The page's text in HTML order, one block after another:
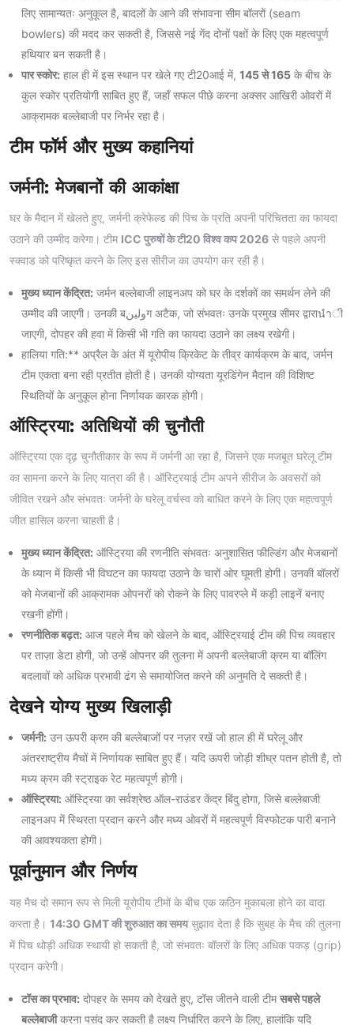
लिए सामान्यतः अनुकूल है, बादलों के आने की संभावना सीम बॉलरों (seam
bowlers) की मदद कर सकती है, जिससे नई गेंद दोनों पक्षों के लिए एक महत्वपूर्ण
हथियार बन सकती है।
पार स्कोर: हाल ही में इस स्थान पर खेले गए टी20आई में, 145 से 165 के बीच के
कुल स्कोर प्रतियोगी साबित हुए हैं, जहाँ सफल पीछे करना अक्सर आखिरी ओवरों में
आक्रामक बल्लेबाजी पर निर्भर रहा है।
टीम फॉर्म और मुख्य कहानियां
जर्मनी: मेजबानों की आकांक्षा
घर के मैदान में खेलते हुए, जर्मनी क्रेफेल्ड की पिच के प्रति अपनी परिचितता का फायदा
उठाने की उम्मीद करेगा। टीम ICC पुरुषों के टी20 विश्व कप 2026 से पहले अपनी
स्क्वाड को परिष्कृत करने के लिए इस सीरीज का उपयोग कर रही है।
मुख्य ध्यान केंद्रित: जर्मन बल्लेबाजी लाइनअप को घर के दर्शकों का समर्थन लेने की
उम्मीद की जाएगी। उनकी बولينग अटैक, जो संभवतः उनके प्रमुख सीमर द्वाराนำी
जाएगी, दोपहर की हवा में किसी भी गति का फायदा उठाने का लक्ष्य रखेगी।
हालिया गति:** अप्रैल के अंत में यूरोपीय क्रिकेट के तीव्र कार्यक्रम के बाद, जर्मन
टीम एकता बना रही प्रतीत होती है। उनकी योग्यता यूरडिंगेन मैदान की विशिष्ट
स्थितियों के अनुकूल होना निर्णायक कारक होगी।
ऑस्ट्रिया: अतिथियों की चुनौती
ऑस्ट्रिया एक दृढ़ चुनौतीकार के रूप में जर्मनी आ रहा है, जिसने एक मजबूत घरेलू टीम
का सामना करने के लिए यात्रा की है। ऑस्ट्रियाई टीम अपने सीरीज के अवसरों को
जीवित रखने और संभवतः जर्मनी के घरेलू वर्चस्व को बाधित करने के लिए एक महत्वपूर्ण
जीत हासिल करना चाहती है।
मुख्य ध्यान केंद्रित: ऑस्ट्रिया की रणनीति संभवतः अनुशासित फील्डिंग और मेजबानों
के ध्यान में किसी भी विघटन का फायदा उठाने के चारों ओर घूमती होगी। उनकी बॉलरों
को मेजबानों की आक्रामक ओपनरों को रोकने के लिए पावरप्ले में कड़ी लाइनें बनाए
रखनी होंगी।
रणनीतिक बढ़त: आज पहले मैच को खेलने के बाद, ऑस्ट्रियाई टीम की पिच व्यवहार
पर ताज़ा डेटा होगी, जो उन्हें ओपनर की तुलना में अपनी बल्लेबाजी क्रम या बॉलिंग
बदलावों को अधिक प्रभावी ढंग से समायोजित करने की अनुमति दे सकती है।
देखने योग्य मुख्य खिलाड़ी
जर्मनी: उन ऊपरी क्रम की बल्लेबाजों पर नज़र रखें जो हाल ही में घरेलू और
अंतरराष्ट्रीय मैचों में निर्णायक साबित हुए हैं। यदि ऊपरी जोड़ी शीघ्र पतन होती है, तो
मध्य क्रम की स्ट्राइक रेट महत्वपूर्ण होगी।
ऑस्ट्रिया: ऑस्ट्रिया का सर्वश्रेष्ठ ऑल-राउंडर केंद्र बिंदु होगा, जिसे बल्लेबाजी
लाइनअप में स्थिरता प्रदान करने और मध्य ओवरों में महत्वपूर्ण विस्फोटक पारी बनाने
की आवश्यकता होगी।
पूर्वानुमान और निर्णय
यह मैच दो समान रूप से मिली यूरोपीय टीमों के बीच एक कठिन मुकाबला होने का वादा
करता है। 14:30 GMT की शुरुआत का समयसुझाव देता है कि सुबह के मैच की तुलना
में पिच थोड़ी अधिक स्थायी हो सकती है, जो संभवतः बॉलरों के लिए अधिक पकड़ (grip)
प्रदान करेगी।
टॉस का प्रभाव: दोपहर के समय को देखते हुए, टॉस जीतने वाली टीमसबसे पहले
बल्लेबाजीकरना पसंद कर सकती है लक्ष्य निर्धारित करने के लिए, हालांकि यदि